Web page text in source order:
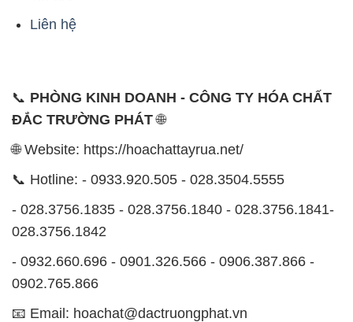
Liên hệ
📞 PHÒNG KINH DOANH - CÔNG TY HÓA CHẤT
ĐẮC TRƯỜNG PHÁT🌐
🌐 Website: https://hoachattayrua.net/
📞 Hotline: - 0933.920.505 - 028.3504.5555
- 028.3756.1835 - 028.3756.1840 - 028.3756.1841-
028.3756.1842
- 0932.660.696 - 0901.326.566 - 0906.387.866 -
0902.765.866
📧 Email: hoachat@dactruongphat.vn